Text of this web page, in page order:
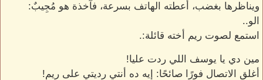
ويناظرها بغضب، أعطته الهاتف بسرعة، فآخذة هو مُجِيبٌ:
الو..
استمع لصوت ريم أخته قائلة:.
مين دي يا يوسف اللي ردت عليا!
أغلق الاتصال فورًا صائحًا: إيه ده أنتي رديتي على ريم!